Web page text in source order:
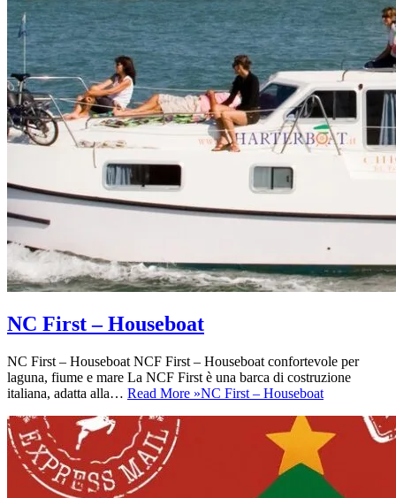
NC First – Houseboat
NC First – Houseboat NCF First – Houseboat confortevole per
laguna, fiume e mare La NCF First è una barca di costruzione
italiana, adatta alla… Read More »NC First – Houseboat